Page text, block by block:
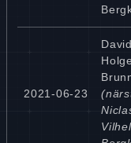
2021-06-23